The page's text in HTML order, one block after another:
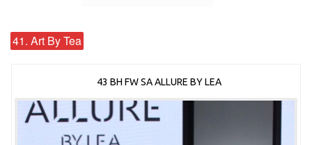
41. Art By Tea
43 BH FW SA ALLURE BY LEA